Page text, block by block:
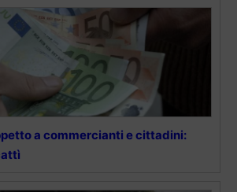
a commercianti e cittadini: